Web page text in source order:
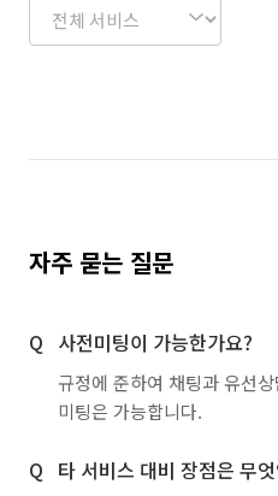
자주 묻는 질문
사전미팅이 가능한가요?
규정에 준하여 채팅과 유선
미팅은 가능합니다.
타 서비스 대비 장점은 무